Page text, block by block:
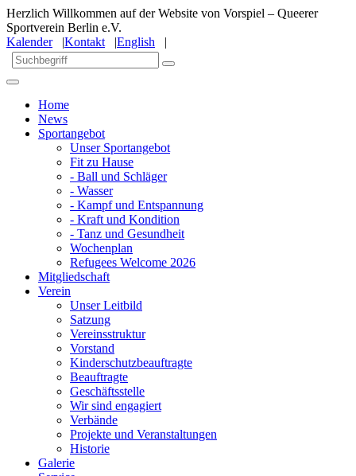
Herzlich Willkommen auf der Website von Vorspiel – Queerer
Sportverein Berlin e.V.
Kalender|Kontakt |English |
Home
News
Sportangebot
Unser Sportangebot
Fit zu Hause
- Ball und Schläger
- Wasser
- Kampf und Entspannung
- Kraft und Kondition
- Tanz und Gesundheit
Wochenplan
Refugees Welcome 2026
Mitgliedschaft
Verein
Unser Leitbild
Satzung
Vereinsstruktur
Vorstand
Kinderschutzbeauftragte
Beauftragte
Geschäftsstelle
Wir sind engagiert
Verbände
Projekte und Veranstaltungen
Historie
Galerie